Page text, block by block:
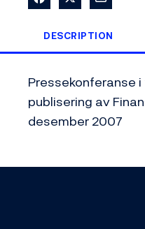
DESCRIPTION
Pressekonferanse
publisering av
desember 2007